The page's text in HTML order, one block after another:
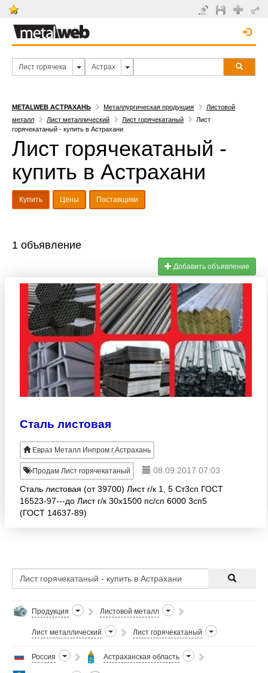
METALWEB АСТРАХАНЬ Металлургическая продукция
Листовой
металл
Лист металлический Лист горячекатаный
Лист
горячекатаный - купить в Астрахани
Лист горячекатаный -
купить в Астрахани
Купить Цены Поставщики
1 объявление
Добавить объявление
Сталь листовая
Евраз Металл Инпром г.Астрахань
Продам Лист горячекатаный
08.09.2017 07:03
Сталь листовая (от 39700) Лист г/к 1, 5 Ст3сп ГОСТ
16523-97---до Лист г/к 30х1500 пс/сп 6000 3сп5
(ГОСТ 14637-89)
Продукция Листовой металл
Лист металлический Лист горячекатаный
Россия Астраханская область